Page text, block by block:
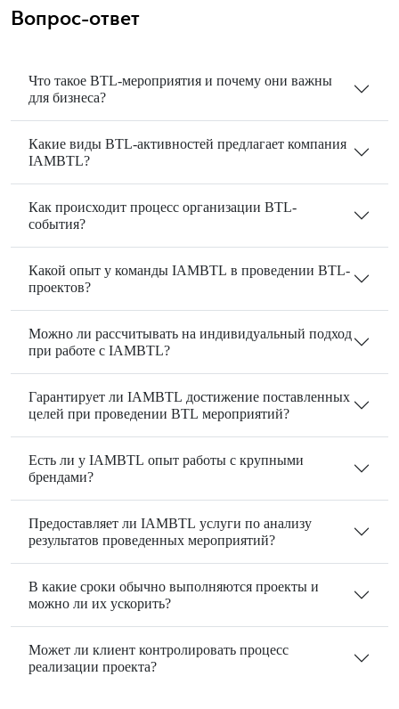
Вопрос-ответ
Что такое BTL-мероприятия и почему они важны
для бизнеса?
Какие виды BTL-активностей предлагает компания
IAMBTL?
Как происходит процесс организации BTL-
события?
Какой опыт у команды IAMBTL в проведении BTL-
проектов?
Можно ли рассчитывать на индивидуальный подход
при работе с IAMBTL?
Гарантирует ли IAMBTL достижение поставленных
целей при проведении BTL мероприятий?
Есть ли у IAMBTL опыт работы с крупными
брендами?
Предоставляет ли IAMBTL услуги по анализу
результатов проведенных мероприятий?
В какие сроки обычно выполняются проекты и
можно ли их ускорить?
Может ли клиент контролировать процесс
реализации проекта?